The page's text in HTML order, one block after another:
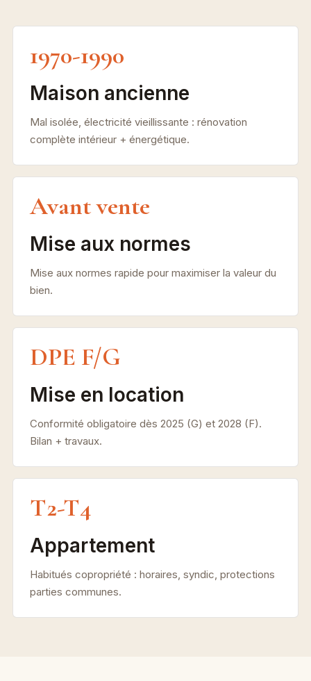
1970-1990
Maison ancienne
Mal isolée, électricité vieillissante : rénovation
complète intérieur + énergétique.
Avant vente
Mise aux normes
Mise aux normes rapide pour maximiser la valeur du
bien.
DPE F/G
Mise en location
Conformité obligatoire dès 2025 (G) et 2028 (F).
Bilan + travaux.
T2-T4
Appartement
Habitués copropriété : horaires, syndic, protections
parties communes.